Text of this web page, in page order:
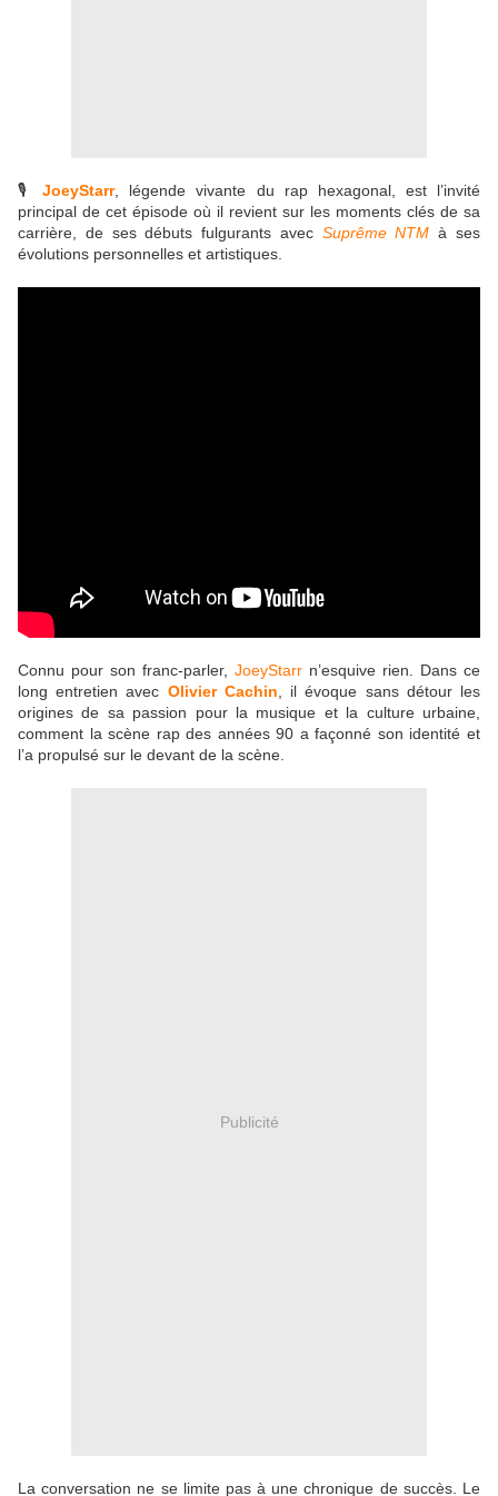
🎙️JoeyStarr, légende vivante du rap hexagonal, est l’invité
principal de cet épisode où il revient sur les moments clés de sa
carrière, de ses débuts fulgurants avec Suprême NTM à ses
évolutions personnelles et artistiques.
Connu pour son franc-parler, JoeyStarr n’esquive rien. Dans ce
long entretien avec Olivier Cachin , il évoque sans détour les
origines de sa passion pour la musique et la culture urbaine,
comment la scène rap des années 90 a façonné son identité et
l’a propulsé sur le devant de la scène.
Publicité
La conversation ne se limite pas à une chronique de succès. Le